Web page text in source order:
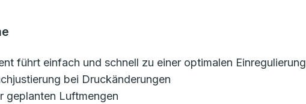
führt einfach und schnell zu einer optimalen Einregulierung
bei Druckänderungen
geplanten Luftmengen